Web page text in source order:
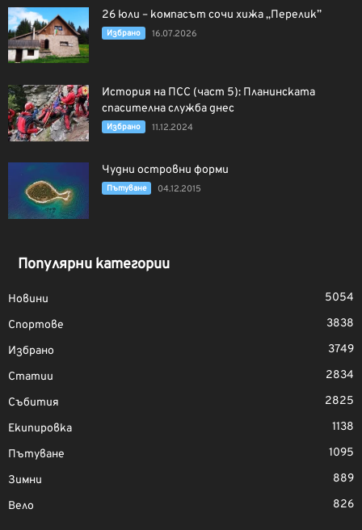
26 юли – компасът сочи хижа „Перелик”
Избрано 16.07.2026
История на ПСС (част 5): Планинската
спасителна служба днес
Избрано 11.12.2024
Чудни островни форми
Пътуване 04.12.2015
Популярни категории
Новини
5054
Спортове
3838
Избрано
3749
Статии
2834
Събития
2825
Екипировка
1138
Пътуване
1095
Зимни
889
Вело
826